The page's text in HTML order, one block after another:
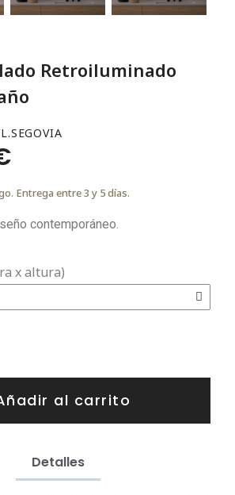
Retroiluminado
Entrega entre 3 y 5 días.
contemporáneo.
x altura)
al carrito
Detalles